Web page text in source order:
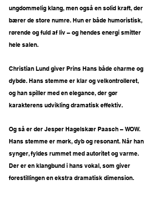
ungdommelig klang, men også en solid kraft, der
bærer de store numre. Hun er både humoristisk,
rørende og fuld af liv – og hendes energi smitter
hele salen.
Christian Lund giver Prins Hans både charme og
dybde. Hans stemme er klar og velkontrolleret,
og han spiller med en elegance, der gør
karakterens udvikling dramatisk effektiv.
Og så er der Jesper Hagelskær Paasch – WOW.
Hans stemme er mørk, dyb og resonant. Når han
synger, fyldes rummet med autoritet og varme.
Der er en klangbund i hans vokal, som giver
forestillingen en ekstra dramatisk dimension.